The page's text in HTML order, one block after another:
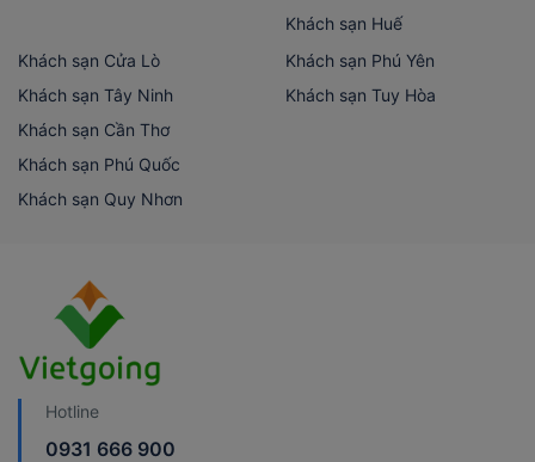
Khách sạn Huế
Khách sạn Cửa Lò
Khách sạn Tây Ninh
Khách sạn Cần Thơ
Khách sạn Phú Quốc
Khách sạn Quy Nhơn
Khách sạn Phú Yên
Khách sạn Tuy Hòa
Hotline
0931 666 900